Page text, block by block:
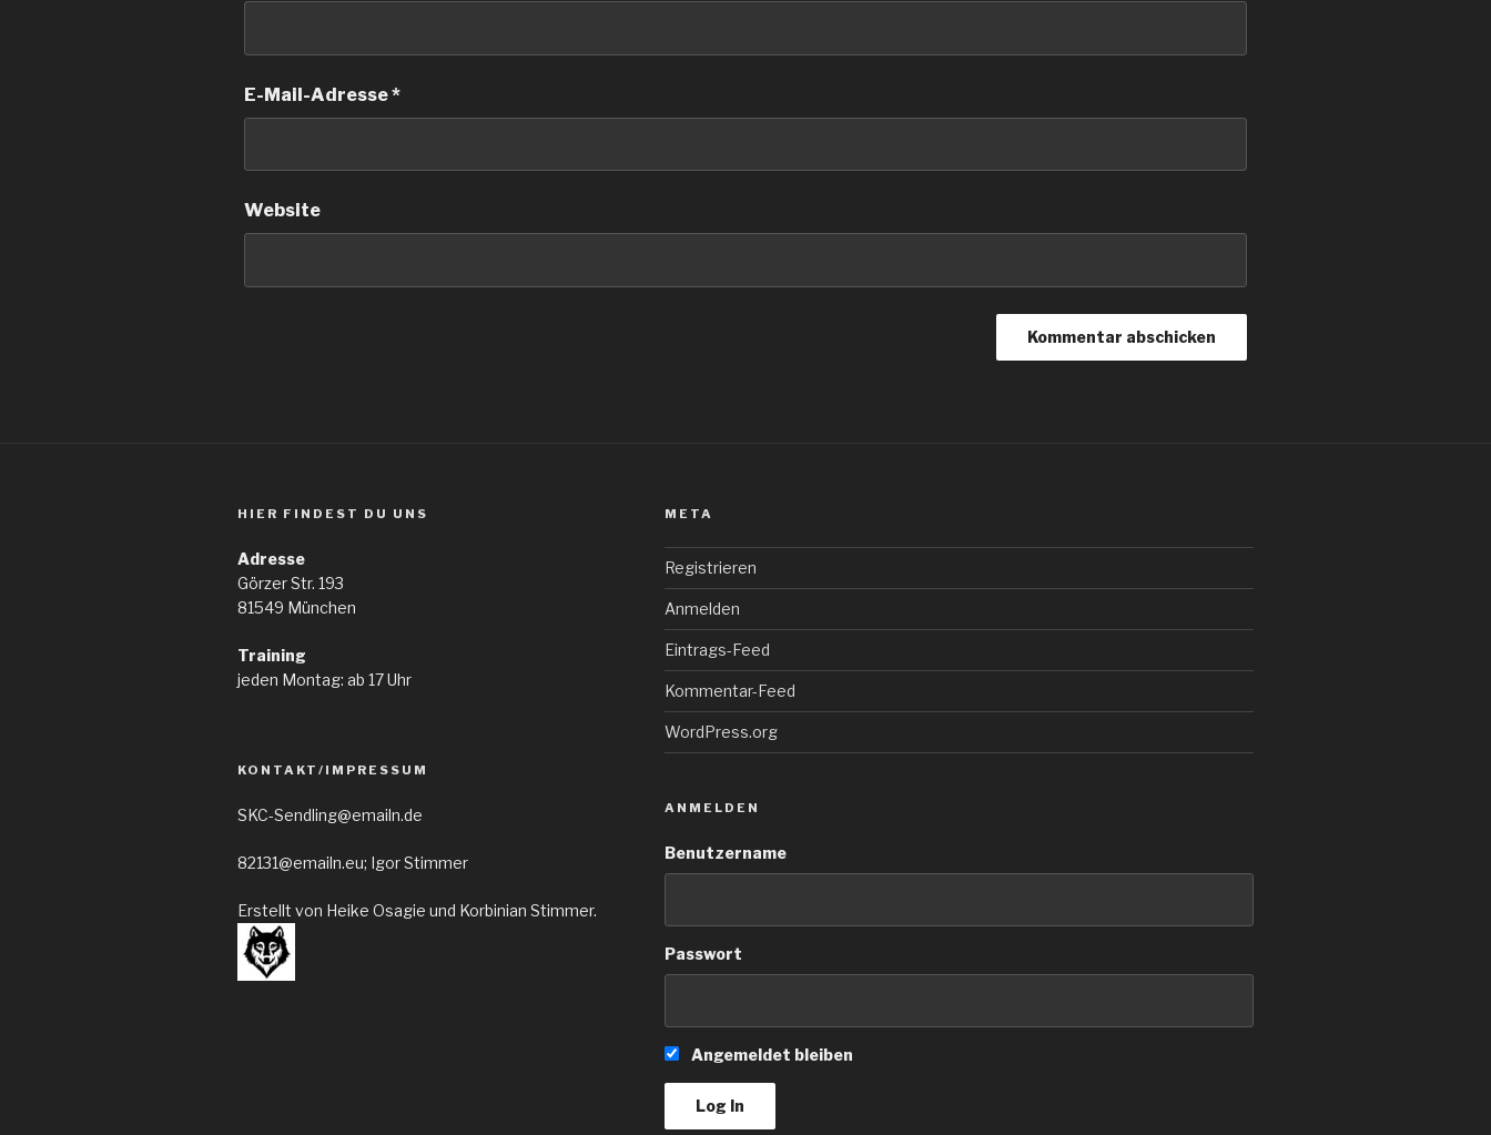
E-Mail-Adresse*
Website
HIER FINDEST DU UNS
Adresse
Görzer Str. 193
81549 München
Training
jeden Montag: ab 17 Uhr
KONTAKT/IMPRESSUM
SKC-Sendling@emailn.de
82131@emailn.eu; Igor Stimmer
Erstellt von Heike Osagie und Korbinian Stimmer.
META
Registrieren
Anmelden
Eintrags-Feed
Kommentar-Feed
WordPress.org
ANMELDEN
Benutzername
Passwort
Angemeldet bleiben